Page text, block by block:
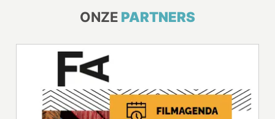
ONZE PARTNERS